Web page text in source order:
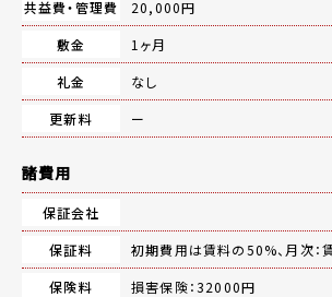
共益費・管理費
20,000円
敷金
1ヶ月
礼金
なし
更新料
ー
諸費用
保証会社
保証料
初期費用は賃料の50%、月次：
保険料
損害保険：32000円